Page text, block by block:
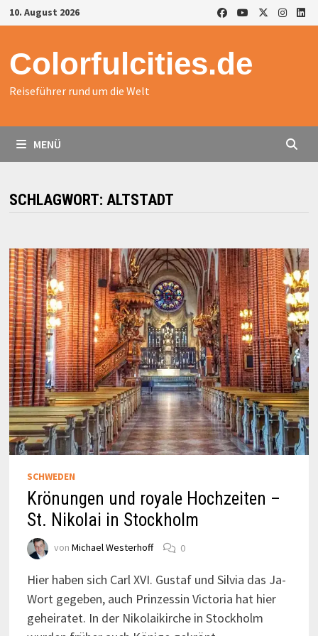
Zurück
zum
10. August 2026
Colorfulcities.de
Reiseführer rund um die Welt
MENÜ
SCHLAGWORT: ALTSTADT
SCHWEDEN
Krönungen und royale Hochzeiten –
St. Nikolai in Stockholm
von Michael Westerhoff 0
Hier haben sich Carl XVI. Gustaf und Silvia das Ja-
Wort gegeben, auch Prinzessin Victoria hat hier
geheiratet. In der Nikolaikirche in Stockholm